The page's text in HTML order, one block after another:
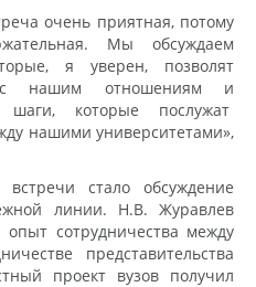
очень приятная, потому
Мы обсуждаем
я уверен, позволят
нашим отношениям и
шаги, которые послужат
нашими университетами»,
стало обсуждение
линии. Н.В. Журавлев
сотрудничества между
представительства
проект вузов получил